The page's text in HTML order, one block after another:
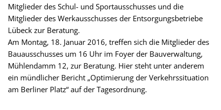
Mitglieder des Schul- und Sportausschusses und die
Mitglieder des Werkausschusses der Entsorgungsbetriebe
Lübeck zur Beratung.
Am Montag, 18. Januar 2016, treffen sich die Mitglieder des
Bauausschusses um 16 Uhr im Foyer der Bauverwaltung,
Mühlendamm 12, zur Beratung. Hier steht unter anderem
ein mündlicher Bericht „Optimierung der Verkehrssituation
am Berliner Platz“ auf der Tagesordnung.